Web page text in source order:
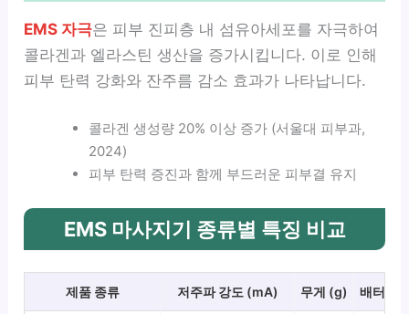
EMS 자극은 피부 진피층 내 섬유아세포를 자극하여
콜라겐과 엘라스틴 생산을 증가시킵니다. 이로 인해
피부 탄력 강화와 잔주름 감소 효과가 나타납니다.
콜라겐 생성량 20% 이상 증가 (서울대 피부과,
2024)
피부 탄력 증진과 함께 부드러운 피부결 유지
EMS 마사지기 종류별 특징 비교
제품 종류 저주파 강도 (mA) 무게 (g) 배터리